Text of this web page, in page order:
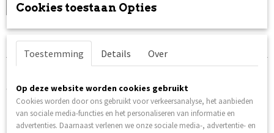
IN WINKELWAGEN
Specificaties
Productcode
Omschrijving
Yamaha XVZ 1300 Venture / Royal Star Verstelbare
Rugsteun Bestuurder
Materiaal:Verchroomd staal.
Cookies toestaan Opties
Toestemming Details Over
Op deze website worden cookies gebruikt
Cookies worden door ons gebruikt voor verkeersanalyse, het aanbieden
van sociale media-functies en het personaliseren van informatie en
advertenties. Daarnaast verlenen we onze sociale media-, advertentie- en